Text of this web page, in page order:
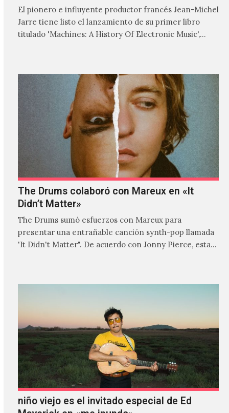
El pionero e influyente productor francés Jean-Michel
Jarre tiene listo el lanzamiento de su primer libro
titulado 'Machines: A History Of Electronic Music',
The Drums colaboró con Mareux en «It
Didn’t Matter»
The Drums sumó esfuerzos con Mareux para
presentar una entrañable canción synth-pop llamada
'It Didn't Matter". De acuerdo con Jonny Pierce, esta
niño viejo es el invitado especial de Ed